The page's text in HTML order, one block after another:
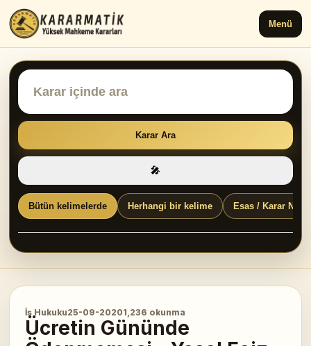
Menü
Karar Ara
🎤
Bütün kelimelerde Herhangi bir kelime Esas / Karar No
İş Hukuku25-09-20201,236 okunma
Ücretin Gününde